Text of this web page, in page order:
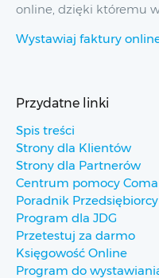
online, dzięki któremu
Wystawiaj faktury
Przydatne linki
Spis treści
Strony dla Klientów
Strony dla Partnerów
Centrum pomocy
Poradnik Przedsiębiorcy
Program dla JDG
Przetestuj za darmo
Księgowość Online
Program do